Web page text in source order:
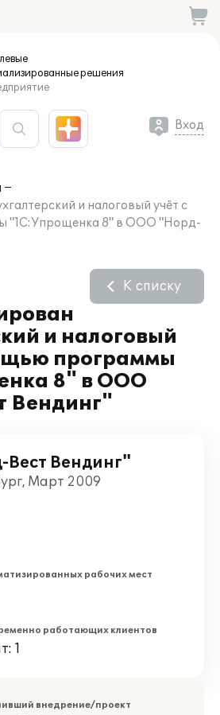
решения
Вход
и налоговый учёт с
"1С:Упрощенка 8" в ООО "Норд-
и налоговый
программы
8" в ООО
Вендинг"
К списку
Вендинг"
Март 2009
рабочих мест
работающих клиентов
1
внедрение/проект